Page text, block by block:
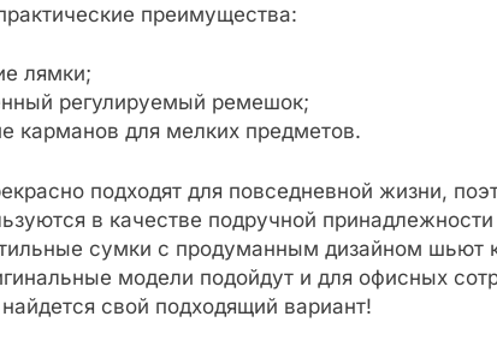
преимущества:
лямки;
регулируемый ремешок;
карманов для мелких предметов.
подходят для повседневной жизни,
в качестве подручной
сумки с продуманным дизайном шьют
модели подойдут и для офисных
свой подходящий вариант!